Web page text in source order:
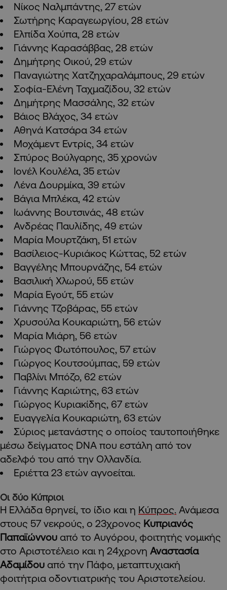
Νίκος Ναλμπάντης, 27 ετών
Σωτήρης Καραγεωργίου, 28 ετών
Ελπίδα Χούπα, 28 ετών
Γιάννης Καρασάββας, 28 ετών
Δημήτρης Οικού, 29 ετών
Παναγιώτης Χατζηχαραλάμπους, 29 ετών
Σοφία-Ελένη Ταχμαζίδου, 32 ετών
Δημήτρης Μασσάλης, 32 ετών
Βάιος Βλάχος, 34 ετών
Αθηνά Κατσάρα 34 ετών
Μοχάμεντ Εντρίς, 34 ετών
Σπύρος Βούλγαρης, 35 χρονών
Ιονέλ Κουλέλα, 35 ετών
Λένα Δουρμίκα, 39 ετών
Βάγια Μπλέκα, 42 ετών
Ιωάννης Βουτσινάς, 48 ετών
Ανδρέας Παυλίδης, 49 ετών
Μαρία Μουρτζάκη, 51 ετών
Βασίλειος-Κυριάκος Κώττας, 52 ετών
Βαγγέλης Μπουρνάζης, 54 ετών
Βασιλική Χλωρού, 55 ετών
Μαρία Εγούτ, 55 ετών
Γιάννης Τζοβάρας, 55 ετών
Χρυσούλα Κουκαριώτη, 56 ετών
Μαρία Μιάρη, 56 ετών
Γιώργος Φωτόπουλος, 57 ετών
Γιώργος Κουτσούμπας, 59 ετών
Παβλίνι Μπόζο, 62 ετών
Γιάννης Καριώτης, 63 ετών
Γιώργος Κυριακίδης, 67 ετών
Ευαγγελία Κουκαριώτη, 63 ετών
Σύριος μετανάστης ο οποίος ταυτοποιήθηκε
μέσω δείγματος DNA που εστάλη από τον
αδελφό του από την Ολλανδία.
Εριέττα 23 ετών αγνοείται.
Οι δύο Κύπριοι
Η Ελλάδα θρηνεί, το ίδιο και η Κύπρος. Ανάμεσα
στους 57 νεκρούς, ο 23χρονος Κυπριανός
Παπαϊώννου από το Αυγόρου, φοιτητής νομικής
στο Αριστοτέλειο και η 24χρονη Αναστασία
Αδαμίδου από την Πάφο, μεταπτυχιακή
φοιτήτρια οδοντιατρικής του Αριστοτελείου.